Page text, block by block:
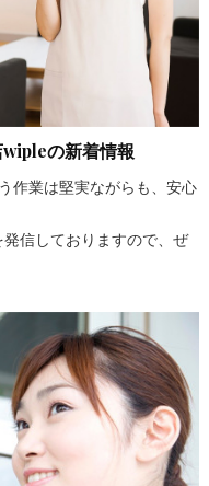
の新着情報
作業は堅実ながらも、安心
信しておりますので、ぜ